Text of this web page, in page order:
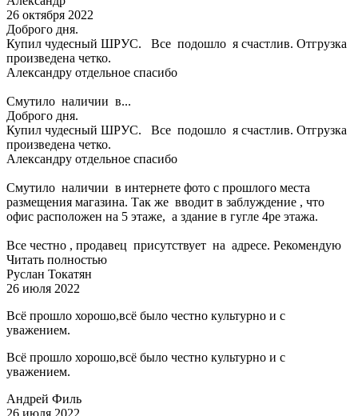
26 октября 2022
Доброго дня.
Купил чудесный ШРУС. Все подошло я счастлив. Отгрузка
произведена четко.
Александру отдельное спасибо
Смутило наличии в...
Доброго дня.
Купил чудесный ШРУС. Все подошло я счастлив. Отгрузка
произведена четко.
Александру отдельное спасибо
Смутило наличии в интернете фото с прошлого места
размещения магазина. Так же вводит в заблуждение , что
офис расположен на 5 этаже, а здание в гугле 4ре этажа.
Все честно , продавец присутствует на адресе. Рекомендую
Читать полностью
Руслан Токатян
26 июля 2022
Всё прошло хорошо,всё было честно культурно и с
уважением.
Всё прошло хорошо,всё было честно культурно и с
уважением.
Андрей Филь